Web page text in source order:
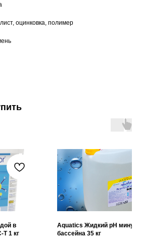
оцинковка, полимер
в
T 1 кг
Aquatics Жидкий pH минус
бассейна 35 кг